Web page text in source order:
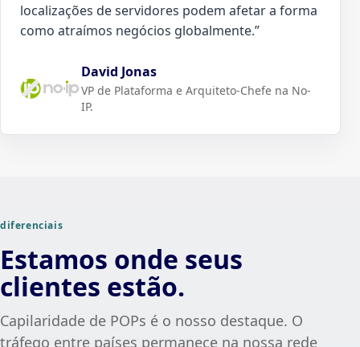
localizações de servidores podem afetar a forma
como atraímos negócios globalmente.”
David Jonas
VP de Plataforma e Arquiteto-Chefe na No-
IP.
diferenciais
Estamos onde seus
clientes estão.
Capilaridade de POPs é o nosso destaque. O
tráfego entre países permanece na nossa rede